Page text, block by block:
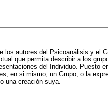
autores del Psicoanálisis y el
que permita describir a los
del Individuo. Puesto
en si mismo, un Grupo, o la
una creación suya.